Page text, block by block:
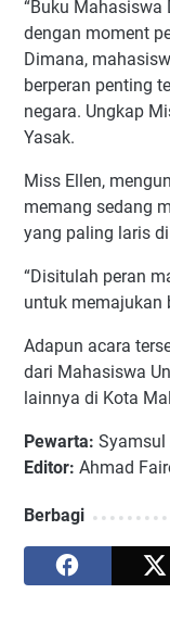
“Buku Mahasiswa
dengan moment
Dimana,
berperan penting
negara. Ungkap
Yasak.
Miss Ellen,
memang sedang
yang paling laris
“Disitulah peran
untuk memajukan
Adapun acara
dari Mahasiswa
lainnya di Kota
Pewarta: Syamsul
Editor: Ahmad
Berbagi